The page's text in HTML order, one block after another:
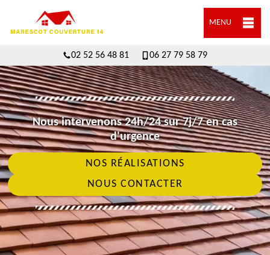
MENU
02 52 56 48 81 06 27 79 58 79
Nous intervenons 24h/24 sur 7j/7 en cas
d'urgence
NOS RÉALISATIONS
NOUS CONTACTER